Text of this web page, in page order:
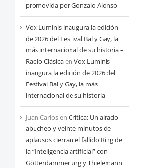
promovida por Gonzalo Alonso
Vox Luminis inaugura la edición
de 2026 del Festival Bal y Gay, la
más internacional de su historia –
Radio Clásicaen Vox Luminis
inaugura la edición de 2026 del
Festival Bal y Gay, la más
internacional de su historia
Juan Carlosen Critica: Un airado
abucheo y veinte minutos de
aplausos cierran el fallido Ring de
la “Inteligencia artificial” con
Götterdämmerung y Thielemann